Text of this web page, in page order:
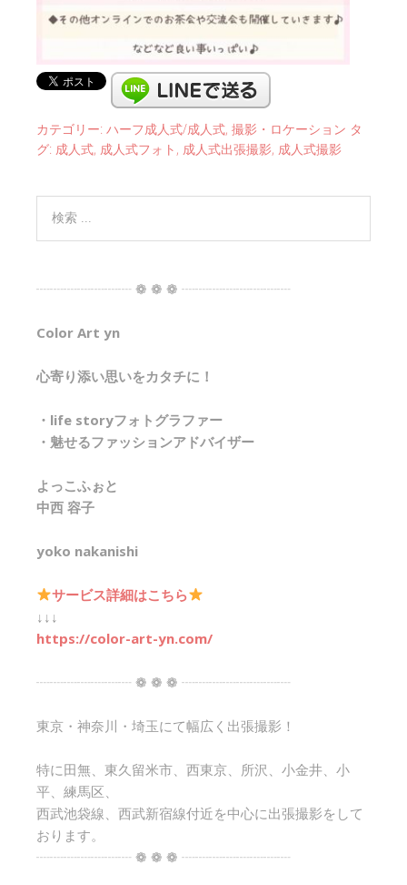
カテゴリー: ハーフ成人式/成人式, 撮影・ロケーション タ
グ: 成人式, 成人式フォト , 成人式出張撮影, 成人式撮影
┈┈┈┈┈┈┈ ❁ ❁ ❁ ┈┈┈┈┈┈┈┈
Color Art yn
心寄り添い思いをカタチに！
・life storyフォトグラファー
・魅せるファッションアドバイザー
よっこふぉと
中西 容子
yoko nakanishi
サービス詳細はこちら
↓↓↓
https://color-art-yn.com/
┈┈┈┈┈┈┈ ❁ ❁ ❁ ┈┈┈┈┈┈┈┈
東京・神奈川・埼玉にて幅広く出張撮影！
特に田無、東久留米市、西東京、所沢、小金井、小
平、練馬区、
西武池袋線、西武新宿線付近を中心に出張撮影をして
おります。
┈┈┈┈┈┈┈ ❁ ❁ ❁ ┈┈┈┈┈┈┈┈